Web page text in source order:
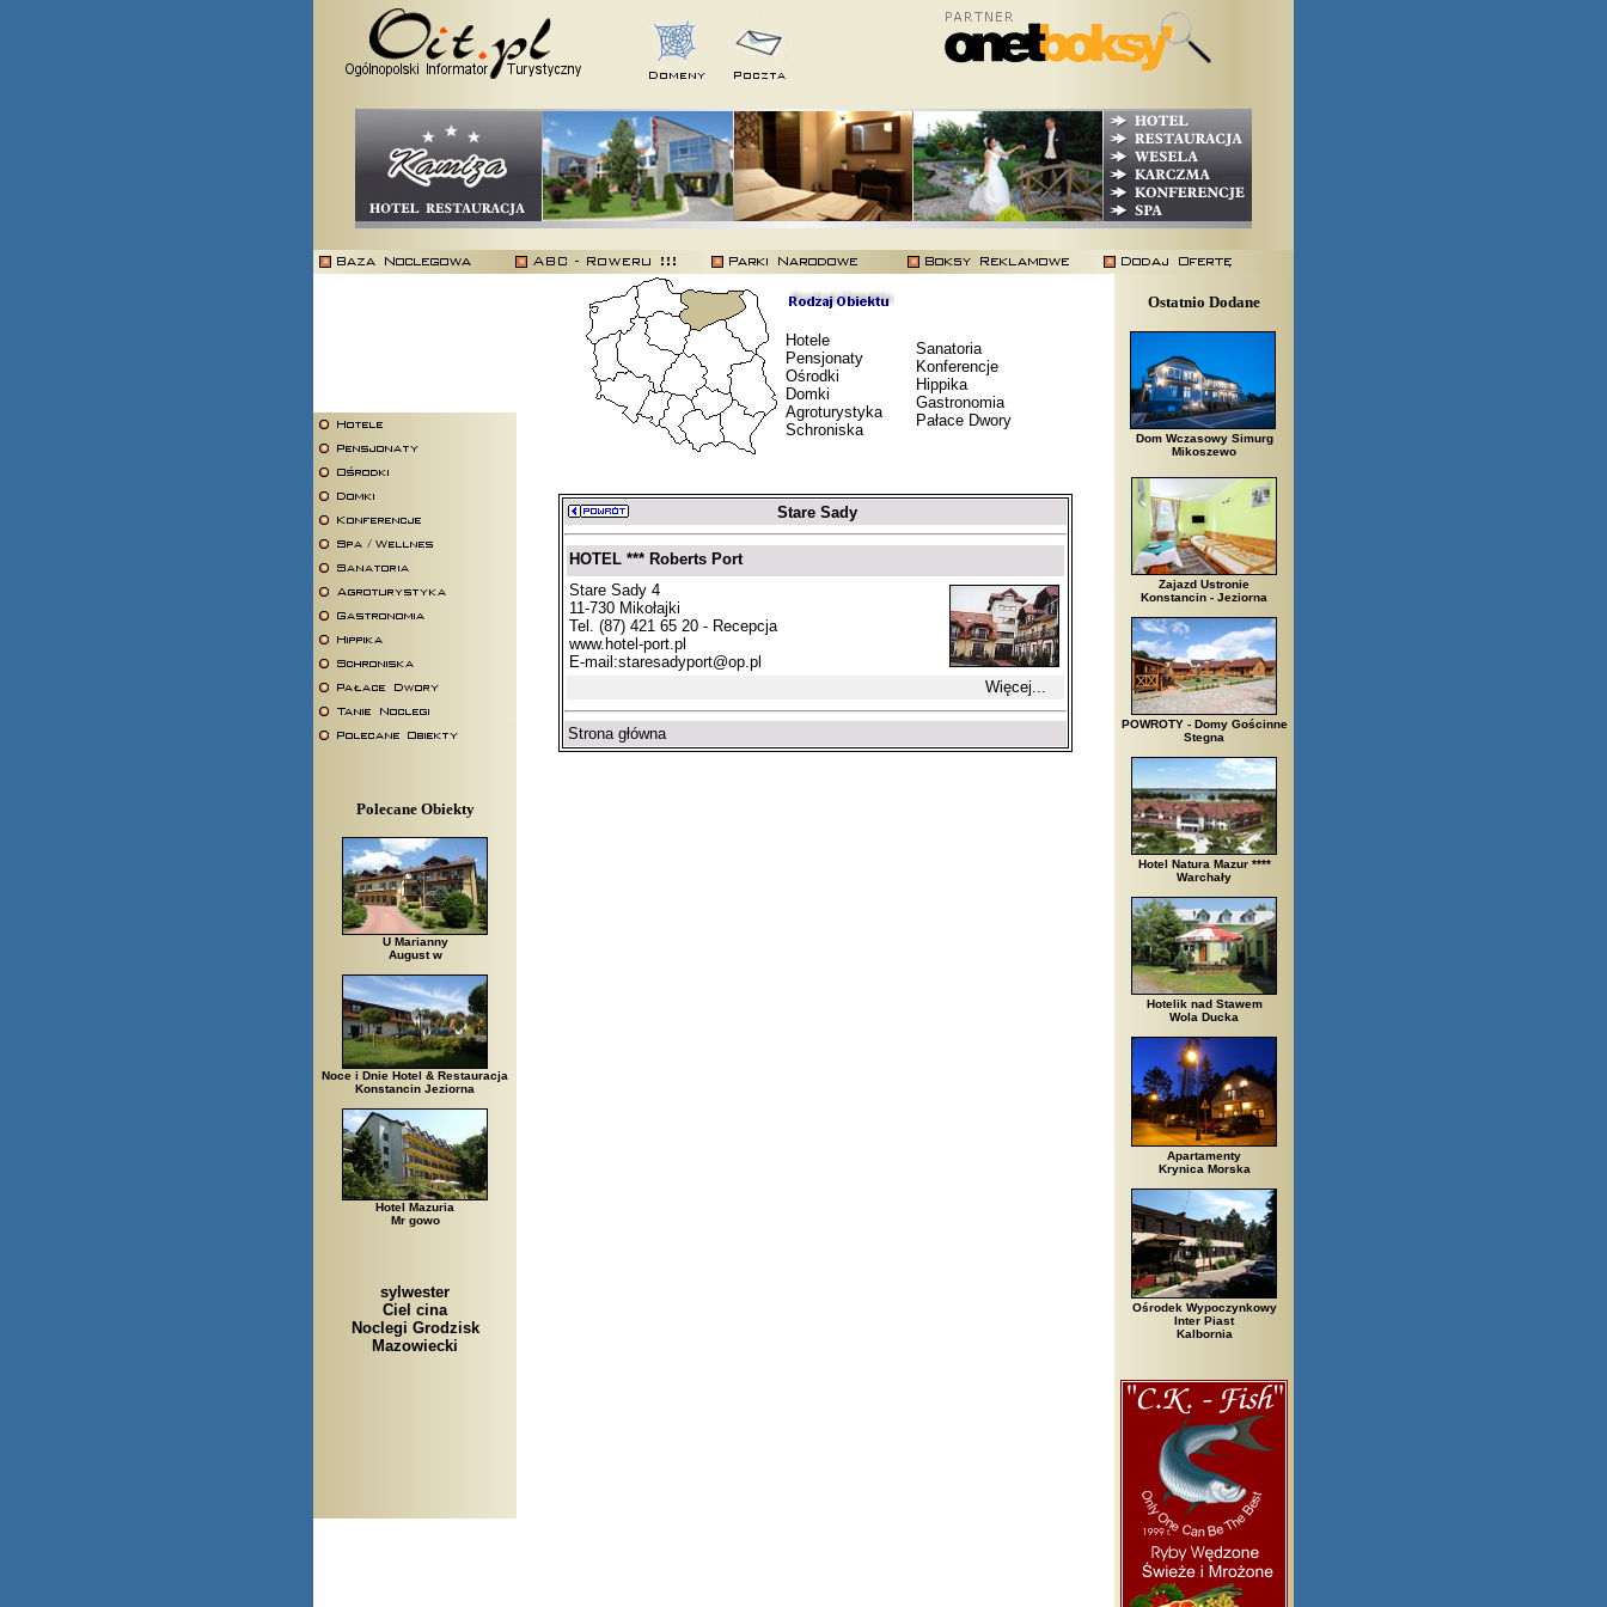
Polecane Obiekty
U Marianny
August w
Noce i Dnie Hotel & Restauracja
Konstancin Jeziorna
Hotel Mazuria
Mr gowo
sylwester
Ciel cina
Noclegi Grodzisk
Mazowiecki
Hotele
Pensjonaty
Ośrodki
Domki
Agroturystyka
Schroniska
Sanatoria
Konferencje
Hippika
Gastronomia
Pałace Dwory
Stare Sady
HOTEL *** Roberts Port
Stare Sady 4
11-730 Mikołajki
Tel. (87) 421 65 20 - Recepcja
www.hotel-port.pl
E-mail:staresadyport@op.pl
Więcej...
Strona główna
Arłamów, Augustów, Babice Stare, Bachanowo, Barczewo, Bardo, Białobrzegi, Białowieża, Bielsko Biała, Biały Bór, Biały Dunajec,
Ostatnio Dodane
Dom Wczasowy Simurg
Mikoszewo
Zajazd Ustronie
Konstancin - Jeziorna
POWROTY - Domy Gościnne
Stegna
Hotel Natura Mazur ****
Warchały
Hotelik nad Stawem
Wola Ducka
Apartamenty
Krynica Morska
Ośrodek Wypoczynkowy
Inter Piast
Kalbornia